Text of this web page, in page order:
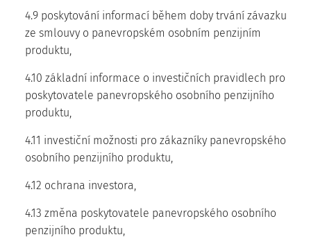
4.9 poskytování informací během doby trvání závazku
ze smlouvy o panevropském osobním penzijním
produktu,
4.10 základní informace o investičních pravidlech pro
poskytovatele panevropského osobního penzijního
produktu,
4.11 investiční možnosti pro zákazníky panevropského
osobního penzijního produktu,
4.12 ochrana investora,
4.13 změna poskytovatele panevropského osobního
penzijního produktu,